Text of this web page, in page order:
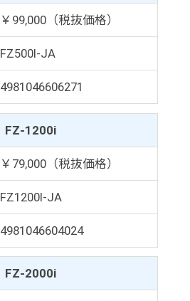
￥99,000（税抜価格）
FZ500I-JA
4981046606271
FZ-1200i
￥79,000（税抜価格）
FZ1200I-JA
4981046604024
FZ-2000i